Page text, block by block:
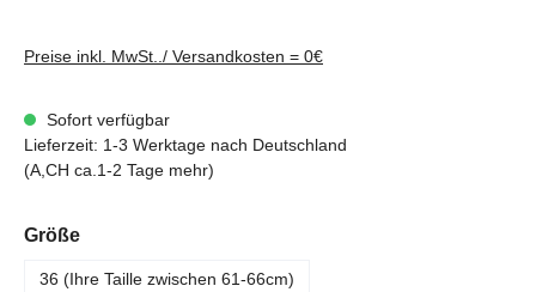
Preise inkl. MwSt../ Versandkosten = 0€
Sofort verfügbar
Lieferzeit: 1-3 Werktage nach Deutschland
(A,CH ca.1-2 Tage mehr)
Größeauswählen
36 (Ihre Taille zwischen 61-66cm)